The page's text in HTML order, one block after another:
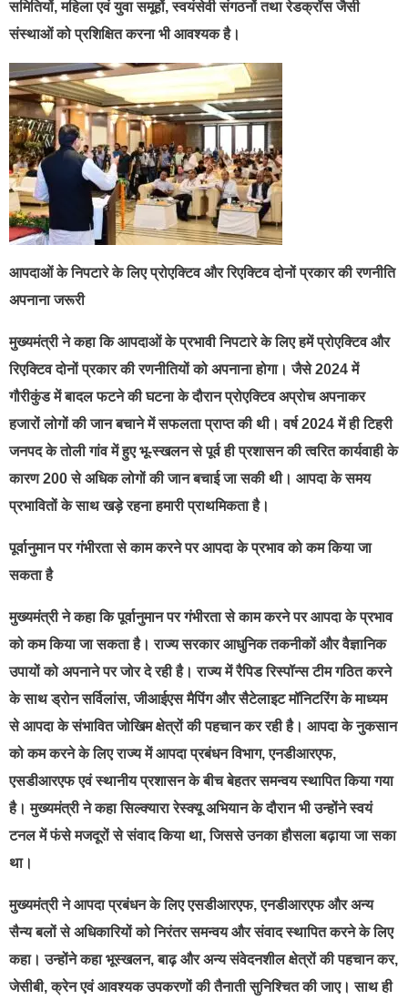
समितियों, महिला एवं युवा समूहों, स्वयंसेवी संगठनों तथा रेडक्रॉस जैसी
संस्थाओं को प्रशिक्षित करना भी आवश्यक है।
आपदाओं के निपटारे के लिए प्रोएक्टिव और रिएक्टिव दोनों प्रकार की रणनीति
अपनाना जरूरी
मुख्यमंत्री ने कहा कि आपदाओं के प्रभावी निपटारे के लिए हमें प्रोएक्टिव और
रिएक्टिव दोनों प्रकार की रणनीतियों को अपनाना होगा। जैसे 2024 में
गौरीकुंड में बादल फटने की घटना के दौरान प्रोएक्टिव अप्रोच अपनाकर
हजारों लोगों की जान बचाने में सफलता प्राप्त की थी। वर्ष 2024 में ही टिहरी
जनपद के तोली गांव में हुए भू-स्खलन से पूर्व ही प्रशासन की त्वरित कार्यवाही के
कारण 200 से अधिक लोगों की जान बचाई जा सकी थी। आपदा के समय
प्रभावितों के साथ खड़े रहना हमारी प्राथमिकता है।
पूर्वानुमान पर गंभीरता से काम करने पर आपदा के प्रभाव को कम किया जा
सकता है
मुख्यमंत्री ने कहा कि पूर्वानुमान पर गंभीरता से काम करने पर आपदा के प्रभाव
को कम किया जा सकता है। राज्य सरकार आधुनिक तकनीकों और वैज्ञानिक
उपायों को अपनाने पर जोर दे रही है। राज्य में रैपिड रिस्पॉन्स टीम गठित करने
के साथ ड्रोन सर्विलांस, जीआईएस मैपिंग और सैटेलाइट मॉनिटरिंग के माध्यम
से आपदा के संभावित जोखिम क्षेत्रों की पहचान कर रही है। आपदा के नुकसान
को कम करने के लिए राज्य में आपदा प्रबंधन विभाग, एनडीआरएफ,
एसडीआरएफ एवं स्थानीय प्रशासन के बीच बेहतर समन्वय स्थापित किया गया
है। मुख्यमंत्री ने कहा सिल्क्यारा रेस्क्यू अभियान के दौरान भी उन्होंने स्वयं
टनल में फंसे मजदूरों से संवाद किया था, जिससे उनका हौसला बढ़ाया जा सका
था।
मुख्यमंत्री ने आपदा प्रबंधन के लिए एसडीआरएफ, एनडीआरएफ और अन्य
सैन्य बलों से अधिकारियों को निरंतर समन्वय और संवाद स्थापित करने के लिए
कहा। उन्होंने कहा भूस्खलन, बाढ़ और अन्य संवेदनशील क्षेत्रों की पहचान कर,
जेसीबी, क्रेन एवं आवश्यक उपकरणों की तैनाती सुनिश्चित की जाए। साथ ही